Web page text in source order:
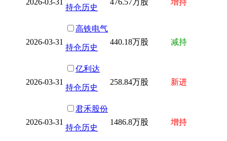
持仓历史
2026-03-31
高铁电气
持仓历史
440.18万股 减持
2026-03-31
亿利达
持仓历史
258.84万股 新进
2026-03-31
君禾股份
持仓历史
1486.8万股 增持